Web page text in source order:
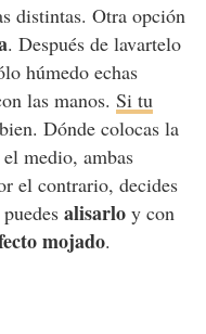
distintas. Otra opción
. Después de lavartelo
húmedo echas
las manos. Si tu
Dónde colocas la
medio, ambas
el contrario, decides
alisarloy con
mojado.